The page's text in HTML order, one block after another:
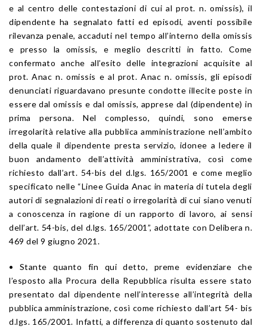
e al centro delle contestazioni di cui al prot. n. omissis), il
dipendente ha segnalato fatti ed episodi, aventi possibile
rilevanza penale, accaduti nel tempo all’interno della omissis
e presso la omissis, e meglio descritti in fatto. Come
confermato anche all’esito delle integrazioni acquisite al
prot. Anac n. omissis e al prot. Anac n. omissis, gli episodi
denunciati riguardavano presunte condotte illecite poste in
essere dal omissis e dal omissis, apprese dal (dipendente) in
prima persona. Nel complesso, quindi, sono emerse
irregolarità relative alla pubblica amministrazione nell’ambito
della quale il dipendente presta servizio, idonee a ledere il
buon andamento dell’attività amministrativa, così come
richiesto dall’art. 54-bis del d.lgs. 165/2001 e come meglio
specificato nelle “Linee Guida Anac in materia di tutela degli
autori di segnalazioni di reati o irregolarità di cui siano venuti
a conoscenza in ragione di un rapporto di lavoro, ai sensi
dell’art. 54-bis, del d.lgs. 165/2001”, adottate con Delibera n.
469 del 9 giugno 2021.
• Stante quanto fin qui detto, preme evidenziare che
l’esposto alla Procura della Repubblica risulta essere stato
presentato dal dipendente nell’interesse all’integrità della
pubblica amministrazione, così come richiesto dall’art 54- bis
d.lgs. 165/2001. Infatti, a differenza di quanto sostenuto dal